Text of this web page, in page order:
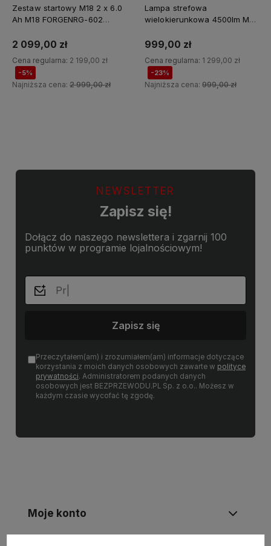
Zestaw startowy M18 2 x 6.0
Ah M18 FORGENRG-602
2 099,00 zł
Cena regularna: 2 199,00 zł
-5%
Najniższa cena: 2 999,00 zł
Lampa strefowa
wielokierunkowa 4500lm M18
999,00 zł
Cena regularna: 1 299,00 zł
-23%
Najniższa cena: 999,00 zł
NEWSLETTER
Zapisz się!
Dołącz do naszego newslettera i zgarnij 100
punktów w programie lojalnościowym!
Zapisz się
Przeczytałem(am) i zrozumiałem(am) informacje dotyczące
korzystania z moich danych osobowych zawarte w polityce
prywatności. Administratorem podanych danych
osobowych jest BEZPRZEWODU.PL Sp. z o.o.. Możesz w
każdym czasie wycofać tę zgodę.
Moje konto